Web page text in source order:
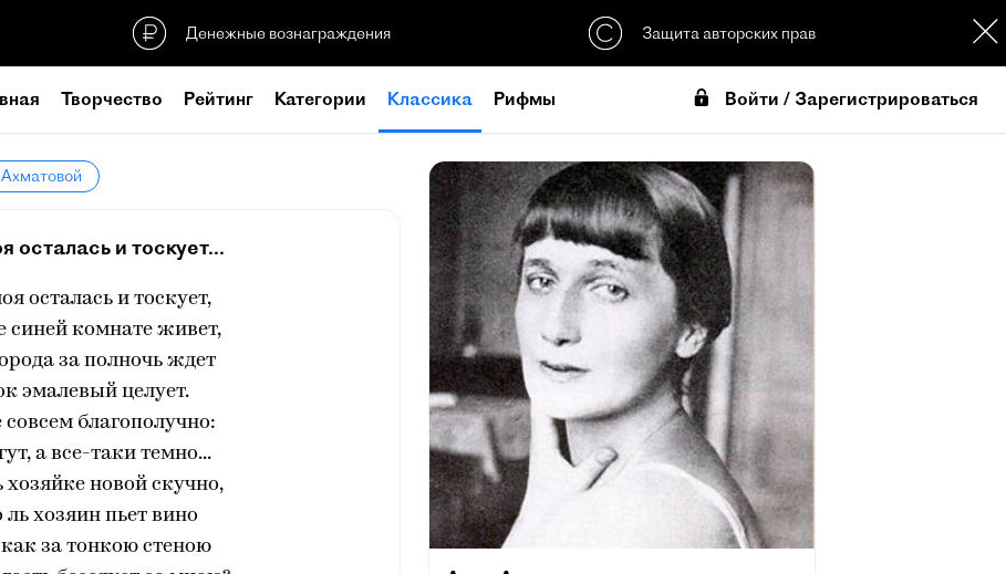
Денежные вознаграждения Защита авторских прав
Творчество Рейтинг Категории Классика Рифмы Войти / Зарегистрироваться
осталась и тоскует...
осталась и тоскует,
синей комнате живет,
за полночь ждет
эмалевый целует.
благополучно:
а все-таки темно...
хозяйке новой скучно,
ль хозяин пьет вино
за тонкою стеною